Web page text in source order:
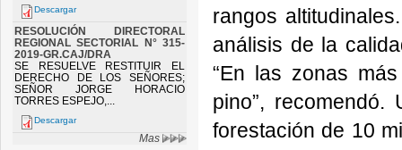
Descargar
RESOLUCIÓN DIRECTORAL
REGIONAL SECTORIAL N° 315-
2019-GR.CAJ/DRA
SE RESUELVE RESTITUIR EL
DERECHO DE LOS SEÑORES;
SEÑOR JORGE HORACIO
TORRES ESPEJO,...
Descargar
Mas
rangos
análisis de la
“En las zonas
pino”, recomendó.
forestación de 10